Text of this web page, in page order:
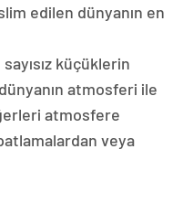
edilen dünyanın en
sayısız küçüklerin
atmosferi ile
atmosfere
veya